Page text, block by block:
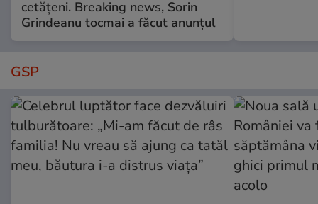
cetățeni. Breaking news, Sorin
Grindeanu tocmai a făcut anunțul
GSP